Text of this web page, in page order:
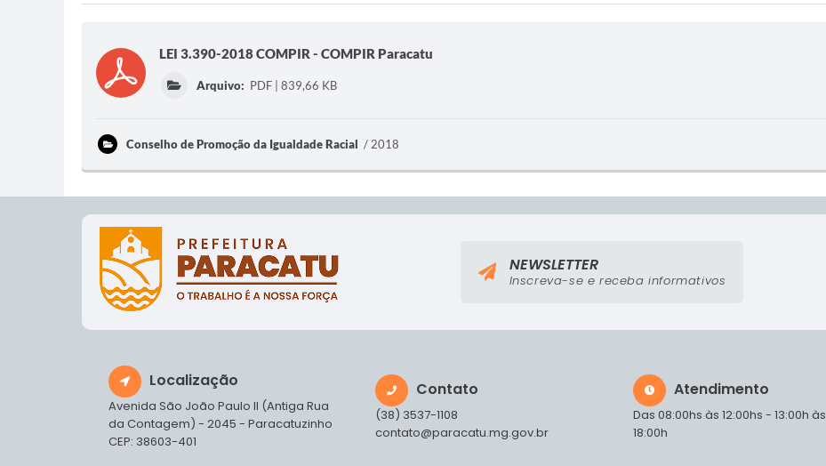
LEI 3.390-2018 COMPIR - COMPIR Paracatu
Arquivo: PDF | 839,66 KB
Conselho de Promoção da Igualdade Racial 2018
Localização
Avenida São João Paulo II (Antiga Rua
da Contagem) - 2045 - Paracatuzinho
CEP: 38603-401
Contato
(38) 3537-1108
contato@paracatu.mg.gov.br
Atendimento
Das 08:00hs às 12:00hs - 13:00h às
18:00h
NEWSLETTER
Inscreva-se e receba informativos